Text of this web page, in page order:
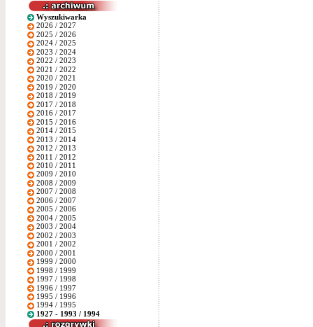
Wyszukiwarka
2026 / 2027
2025 / 2026
2024 / 2025
2023 / 2024
2022 / 2023
2021 / 2022
2020 / 2021
2019 / 2020
2018 / 2019
2017 / 2018
2016 / 2017
2015 / 2016
2014 / 2015
2013 / 2014
2012 / 2013
2011 / 2012
2010 / 2011
2009 / 2010
2008 / 2009
2007 / 2008
2006 / 2007
2005 / 2006
2004 / 2005
2003 / 2004
2002 / 2003
2001 / 2002
2000 / 2001
1999 / 2000
1998 / 1999
1997 / 1998
1996 / 1997
1995 / 1996
1994 / 1995
1927 - 1993 / 1994